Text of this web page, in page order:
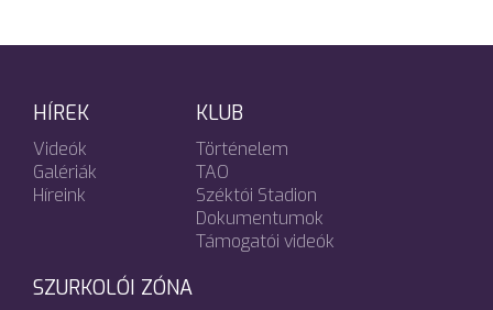
HÍREK
Videók
Galériák
Híreink
KLUB
Történelem
TAO
Széktói Stadion
Dokumentumok
Támogatói videók
SZURKOLÓI ZÓNA